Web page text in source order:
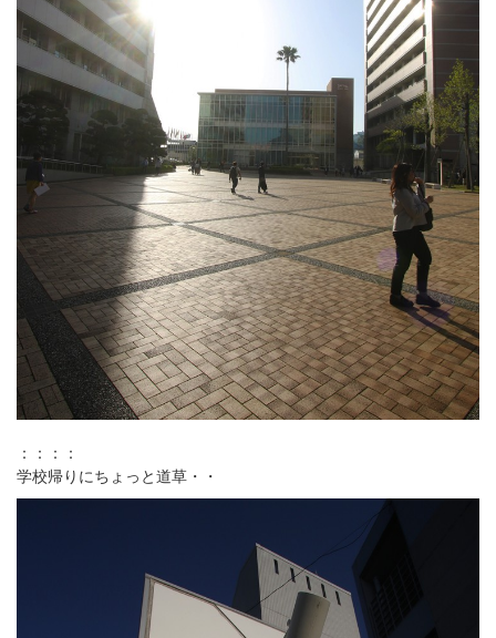
：：：：
学校帰りにちょっと道草・・